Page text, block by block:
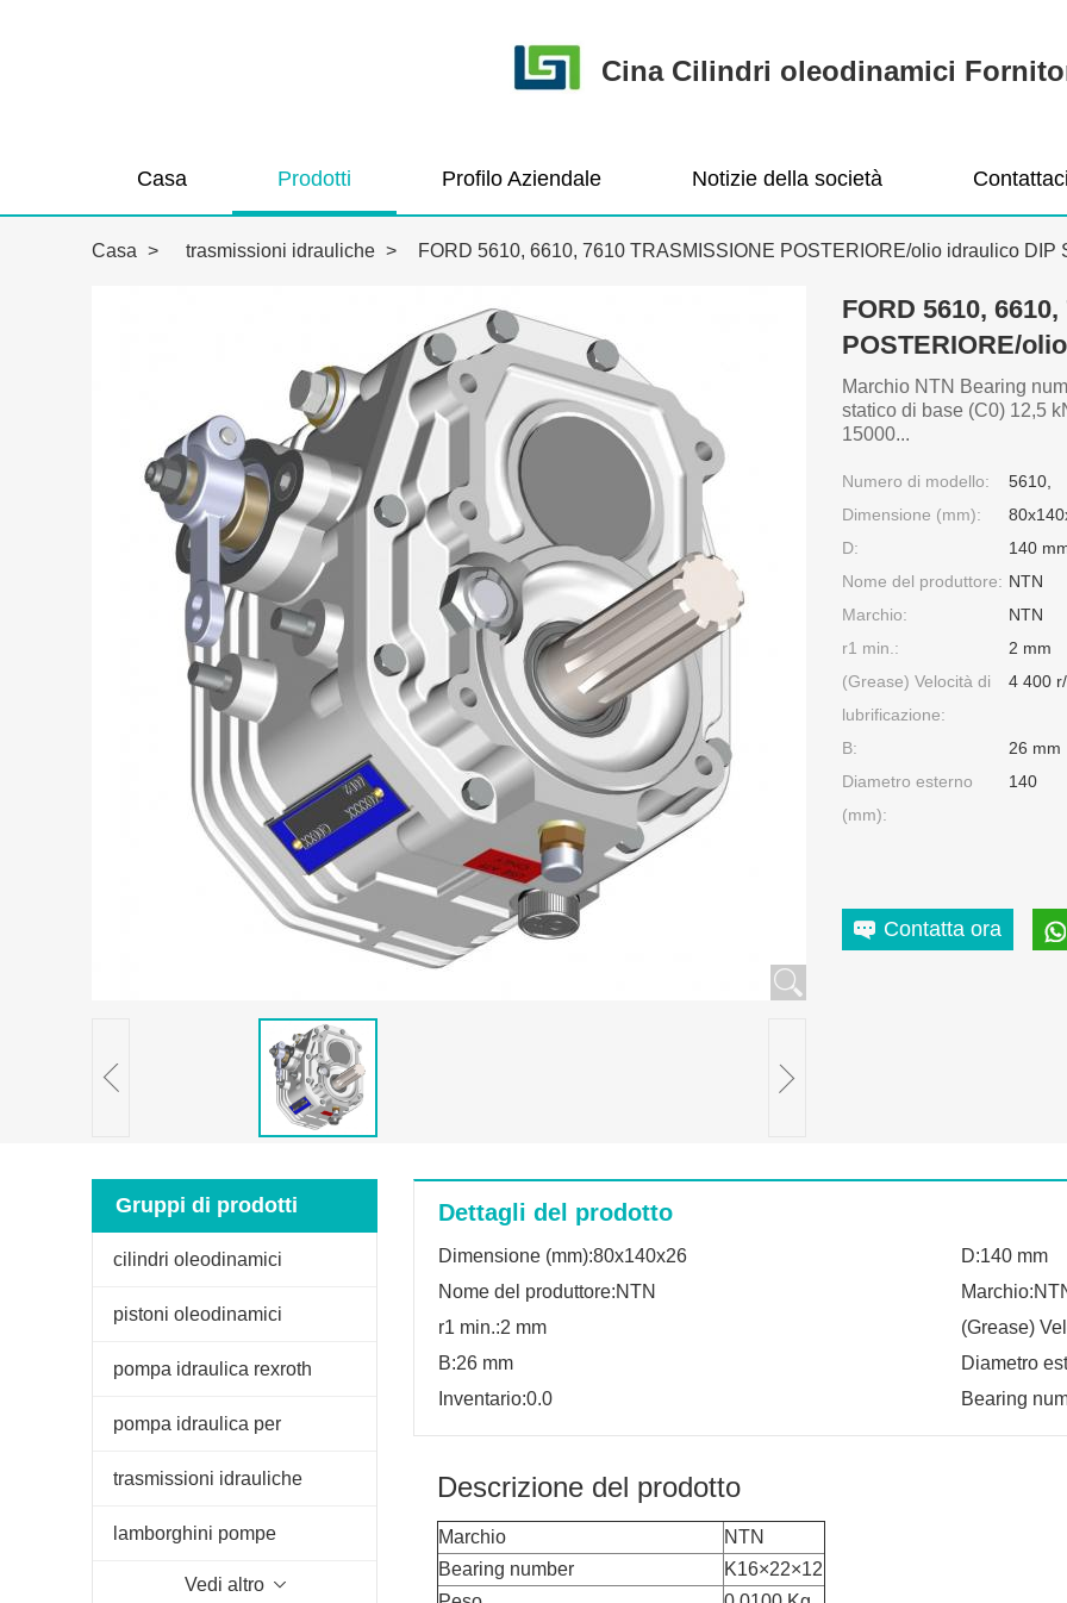
Cina Cilindri oleodinamici
Casa Prodotti Profilo Aziendale Notizie della società Contattaci
Casa > trasmissioni idrauliche > FORD 5610, 6610, 7610 TRASMISSIONE POSTERIORE/olio idraulico DIP
FORD 5610,
POSTERIORE/
Marchio NTN Bearing
statico di base (C0) 12,5
15000...
Numero di modello:
5610,
Dimensione (mm):
D:
140
Nome del produttore: NTN
Marchio:
NTN
r1 min.:
2 mm
(Grease) Velocità di
lubrificazione:
4 400
B:
26 mm
Diametro esterno
(mm):
140
Contatta ora
Gruppi di prodotti
cilindri oleodinamici
pistoni oleodinamici
pompa idraulica rexroth
pompa idraulica per
sollevatore trattore
trasmissioni idrauliche
lamborghini pompe
oleodinamiche
Vedi altro
Dettagli del prodotto
Dimensione (mm):80x140x26
D:140 mm
Nome del produttore:NTN
r1 min.:2 mm
(Grease)
B:26 mm
Diametro
Inventario:0.0
Bearing
Descrizione del prodotto
Marchio
NTN
Bearing number
K16×22×12